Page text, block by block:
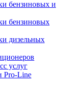
бензиновых и
бензиновых
дизельных
услуг
Pro-Line